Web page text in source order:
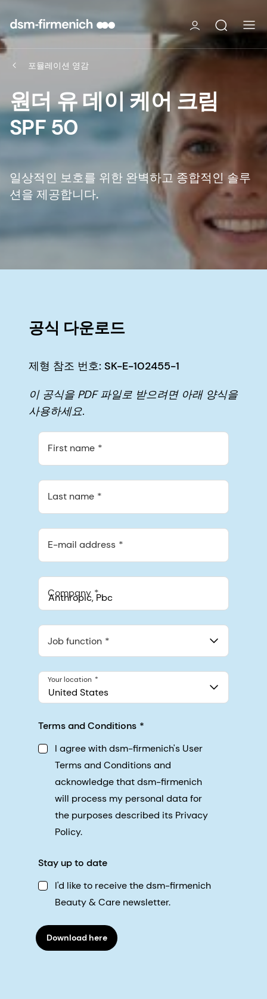
포뮬레이션 영감
원더 유 데이 케어 크림
SPF 50
일상적인 보호를 위한 완벽하고 종합적인 솔루
션을 제공합니다.
공식 다운로드
제형 참조 번호: SK-E-102455-1
이 공식을 PDF 파일로 받으려면 아래 양식을
사용하세요.
First name
Last name
E-mail address
Company
548 Market St Pmb 90375, San Francisco, California, US
Job function
United States
Your location
Terms and Conditions
I agree with dsm-firmenich's User
Terms and Conditions and
acknowledge that dsm-firmenich
will process my personal data for
the purposes described its Privacy
Policy.
Stay up to date
I'd like to receive the dsm-firmenich
Beauty & Care newsletter.
Download here